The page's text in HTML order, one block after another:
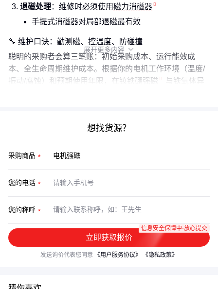
退磁处理：维修时必须使用磁力消磁器
手提式消磁器对局部退磁最有效
🔧 维护口诀：勤测磁、控温度、防碰撞
聪明的采购者会算三笔账：初始采购成本、运行能效成
本、全生命周期维护成本。根据你的电机工作环境（温度/
振动/腐蚀）和预期使用年限，在钕铁硼强磁
与铁氧体异
展开更多内容 
想找货源？
采购商品
您的电话
您的称呼
立即获取报价
信息安全保障中·放心提交
发送询价代表您同意 《用户服务协议》 《隐私政策》